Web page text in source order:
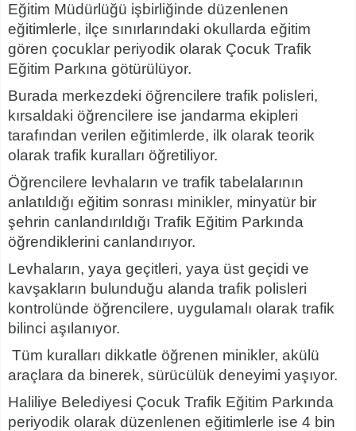
Eğitim Müdürl üğü işbirliğinde düzenlenen
eğitimlerle, il çe sınırlarındaki okullarda eğitim
gören çocuklar periyodik olarak Çocuk Trafik
Eğitim Parkına götürü üyor.
Burada merkezdeki öğrencilere trafik polisleri,
kırsaldaki öğrencilere ise jandarma ekipleri
tarafından verilen eğitimlerde, ilk olarak teorik
olarak trafik kuralları öğretiliyor.
Öğrencilere levhaların ve trafik tabelalarının
anlatı ldığı eğitim sonrası minikler, minyatür bir
şehrin canlandırı ldığı Trafik Eğitim Parkında
öğrendiklerini canlandırıyor.
Levhaların, yaya geçitleri, yaya üst geçidi ve
kavşakların bulunduğu alanda trafik polisleri
kontrolünde öğrencilere, uygulamal ı olarak trafik
bilinci aşı lanıyor.
Tüm kuralları dikkatle öğrenen minikler, akü ü
araç lara da binerek, sürücülük deneyimi yaşıyor.
Haliliye Belediyesi Çocuk Trafik Eğitim Parkında
periyodik olarak düzenlenen eğitimlerle ise 4 bin